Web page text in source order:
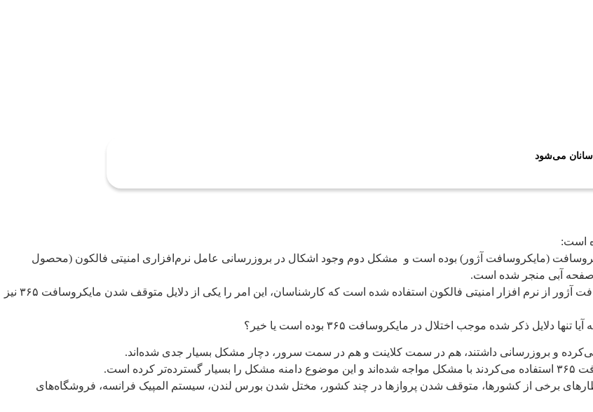
می‌شود
است:
(مایکروسافت آژور) بوده است و مشکل دوم وجود اشکال در بروز‌رسانی عامل نرم‌افزاری امنیتی فالکون (محصول
آبی منجر ‌شده است.
به نظر می‌رسد در بعضی از ماشین‌های مجازی موجود در زیرساخت مایکروسافت آژور از نرم افزار امنیتی فالکون استفاده شده است که کارشناسان، این امر را یکی از دلایل متوقف شدن مایکروسافت ۳۶۵ نیز
ذکر شده موجب اختلال در مایکروسافت ۳۶۵ بوده است یا خیر؟
و بروز‌رسانی داشتند، هم در سمت کلاینت و هم در سمت سرور، دچار مشکل بسیار جدی شده‌اند.
است.
برخی از کشورها، متوقف شدن پروازها در چند کشور، مختل شدن بورس لندن، سیستم المپیک فرانسه، فروشگاه‌های